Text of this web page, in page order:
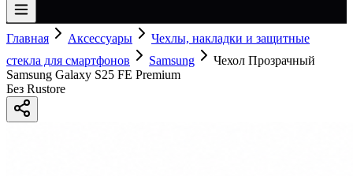
Главная Аксессуары
Чехлы, накладки и защитные
стекла для смартфонов
Samsung
Чехол Прозрачный
Samsung Galaxy S25 FE Premium
Без Rustore